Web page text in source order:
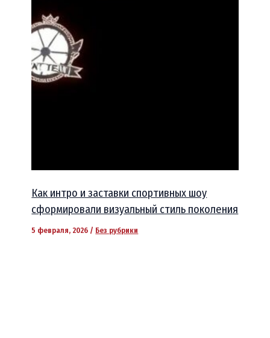
Как интро и заставки спортивных шоу
сформировали визуальный стиль поколения
5 февраля, 2026 / Без рубрики